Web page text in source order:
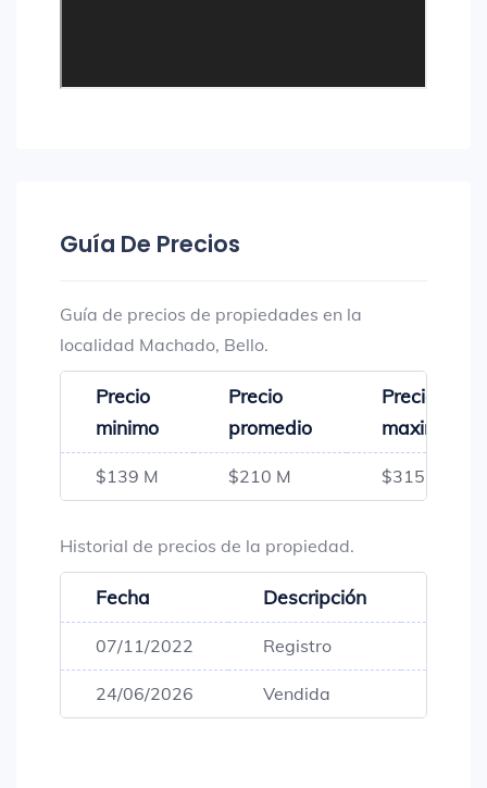
Guía De Precios
Guía de precios de propiedades en la
localidad Machado, Bello.
Precio
minimo
Precio
promedio
Precio
maximo
$139 M $210 M $315 M
Historial de precios de la propiedad.
Fecha Descripción
07/11/2022 Registro
24/06/2026 Vendida